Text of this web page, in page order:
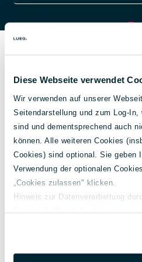
Diese Webseite verwendet
Wir verwenden auf unserer
Seitendarstellung und zum Log-
sind und dementsprechend auch
können. Alle weiteren Cookies
Cookies) sind optional. Sie geben
Verwendung der optionalen
„Cookies zulassen" klicken.
Hinweis zur Datenverarbeitung
DSGVO zur Übermittlung in die
Risiko, dass Ihre Daten u. U. von
CO₂-Emissionen: